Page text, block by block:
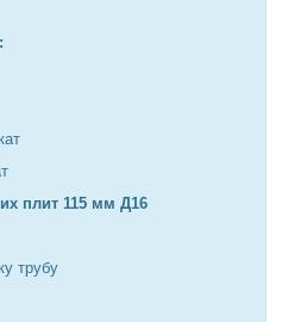
плит 115 мм Д16
трубу